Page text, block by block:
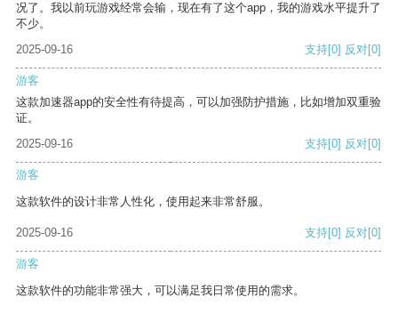
况了。我以前玩游戏经常会输，现在有了这个app，我的游戏水平提升了
不少。
2025-09-16
支持[0] 反对[0]
游客
这款加速器app的安全性有待提高，可以加强防护措施，比如增加双重验
证。
2025-09-16
支持[0] 反对[0]
游客
这款软件的设计非常人性化，使用起来非常舒服。
2025-09-16 支持[0] 反对[0]
游客
这款软件的功能非常强大，可以满足我日常使用的需求。